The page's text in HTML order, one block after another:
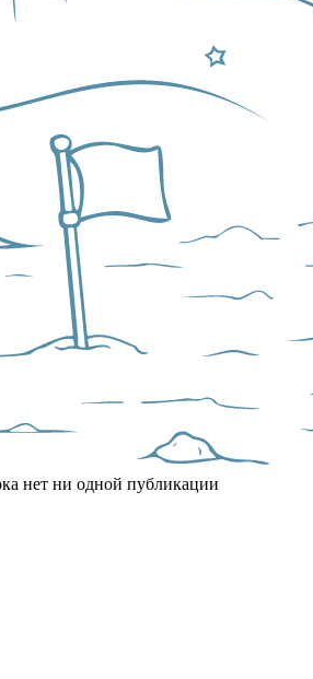
нет ни одной публикации